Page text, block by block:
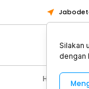
Home
Silakan
dengan